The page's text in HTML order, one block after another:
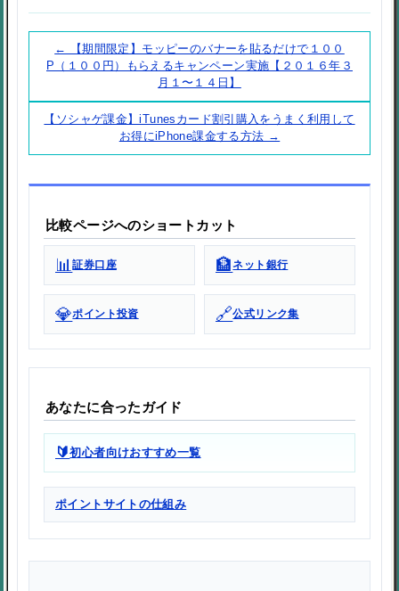
← 【期間限定】モッピーのバナーを貼るだけで１００
P（１００円）もらえるキャンペーン実施【２０１６年３
月１〜１４日】
【ソシャゲ課金】iTunesカード割引購入をうまく利用して
お得にiPhone課金する方法 →
比較ページへのショートカット
📊証券口座 🏦ネット銀行
💎ポイント投資 🔗公式リンク集
あなたに合ったガイド
🔰初心者向けおすすめ一覧
ポイントサイトの仕組み